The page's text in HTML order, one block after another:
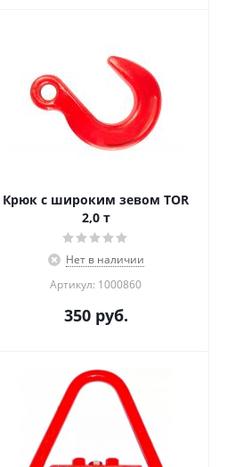
Крюк с широким зевом TOR
2,0 т
Нет в наличии
Артикул: 1000860
350руб.